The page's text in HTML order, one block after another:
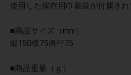
使用した保存用巾着袋が付属され
■商品サイズ（mm）
縦150横75奥行75
■商品重量（ｇ）